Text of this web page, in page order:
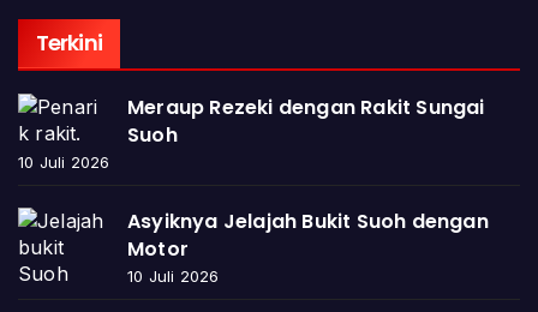
Terkini
Meraup Rezeki dengan Rakit Sungai
Suoh
10 Juli 2026
Asyiknya Jelajah Bukit Suoh dengan
Motor
10 Juli 2026